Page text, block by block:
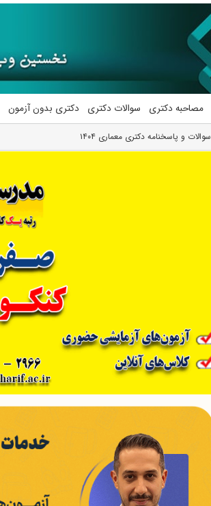
مصاحبه دکتری سوالات دکتری دکتری بدون آزمون
سوالات و پاسخنامه دکتری معماری ۱۴۰۴